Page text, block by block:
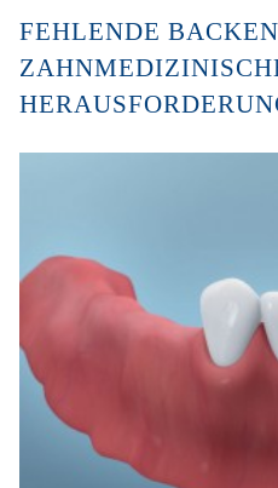
FEHLENDE